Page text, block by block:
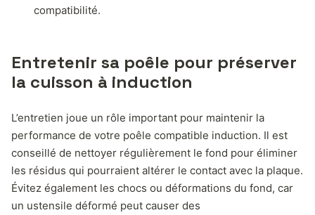
compatibilité.
Entretenir sa poêle pour préserver
la cuisson à induction
L’entretien joue un rôle important pour maintenir la
performance de votre poêle compatible induction. Il est
conseillé de nettoyer régulièrement le fond pour éliminer
les résidus qui pourraient altérer le contact avec la plaque.
Évitez également les chocs ou déformations du fond, car
un ustensile déformé peut causer des